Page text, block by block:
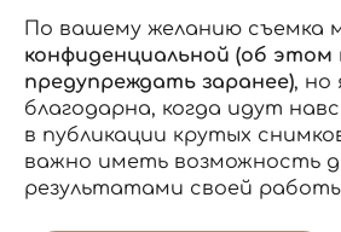
По вашему желанию съемка
конфиденциальной (об этом
предупреждать заранее), но
благодарна, когда идут
в публикации крутых
важно иметь возможность
результатами своей